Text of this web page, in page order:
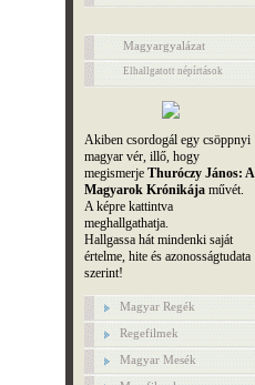
Magyargyalázat
Elhallgatott népírtások
Akiben csordogál egy csöppnyi
magyar vér, illő, hogy
megismerje Thuróczy János: A
Magyarok Krónikájaművét.
A képre kattintva
meghallgathatja.
Hallgassa hát mindenki saját
értelme, hite és azonosságtudata
szerint!
Magyar Regék
Regefilmek
Magyar Mesék